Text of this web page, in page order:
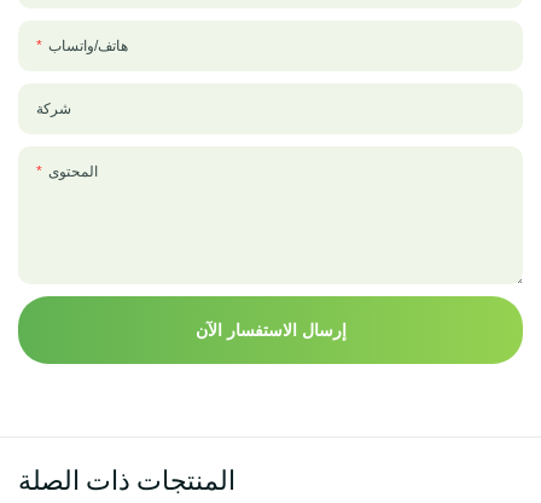
هاتف/واتساب
شركة
المحتوى
إرسال الاستفسار الآن
المنتجات ذات الصلة